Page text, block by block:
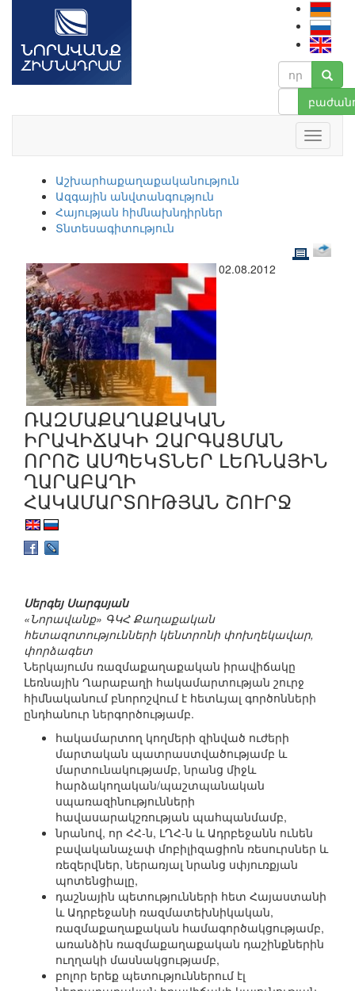
Աշխարհաքաղաքականություն
Ազգային անվտանգություն
Հայության հիմնախնդիրներ
Տնտեսագիտություն
02.08.2012
ՌԱԶՄԱՔԱՂԱՔԱԿԱՆ
ԻՐԱՎԻՃԱԿԻ ԶԱՐԳԱՑՄԱՆ
ՈՐՈՇ ԱՍՊԵԿՏՆԵՐ ԼԵՌՆԱՅԻՆ
ՂԱՐԱԲԱՂԻ
ՀԱԿԱՄԱՐՏՈՒԹՅԱՆ ՇՈՒՐՋ
Սերգեյ Սարգսյան
«Նորավանք» ԳԿՀ Քաղաքական
հետազոտությունների կենտրոնի փոխղեկավար,
փորձագետ
Ներկայումս ռազմաքաղաքական իրավիճակը
Լեռնային Ղարաբաղի հակամարտության շուրջ
հիմնականում բնորոշվում է հետևյալ գործոնների
ընդհանուր ներգործությամբ.
հակամարտող կողմերի զինված ուժերի
մարտական պատրաստվածությամբ և
մարտունակությամբ, նրանց միջև
հարձակողական/պաշտպանական
սպառազինությունների
հավասարակշռության պահպանմամբ,
նրանով, որ ՀՀ-ն, ԼՂՀ-ն և Ադրբեջանն ունեն
բավականաչափ մոբիլիզացիոն ռեսուրսներ և
ռեզերվներ, ներառյալ նրանց սփյուռքյան
պոտենցիալը,
դաշնային պետությունների հետ Հայաստանի
և Ադրբեջանի ռազմատեխնիկական,
ռազմաքաղաքական համագործակցությամբ,
առանձին ռազմաքաղաքական դաշինքներին
ուղղակի մասնակցությամբ,
բոլոր երեք պետություններում էլ